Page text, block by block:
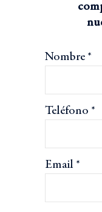
Nombre *
Teléfono *
Email *